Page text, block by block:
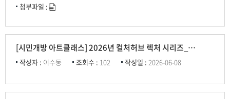
첨부파일 :
[시민개방 아트클래스] 2026년 컬처허브 렉처 시리즈_4편(뉴미디어 & 인터랙티브아트 부문)
작성자 : 이수동 조회수 : 102 작성일 : 2026-06-08